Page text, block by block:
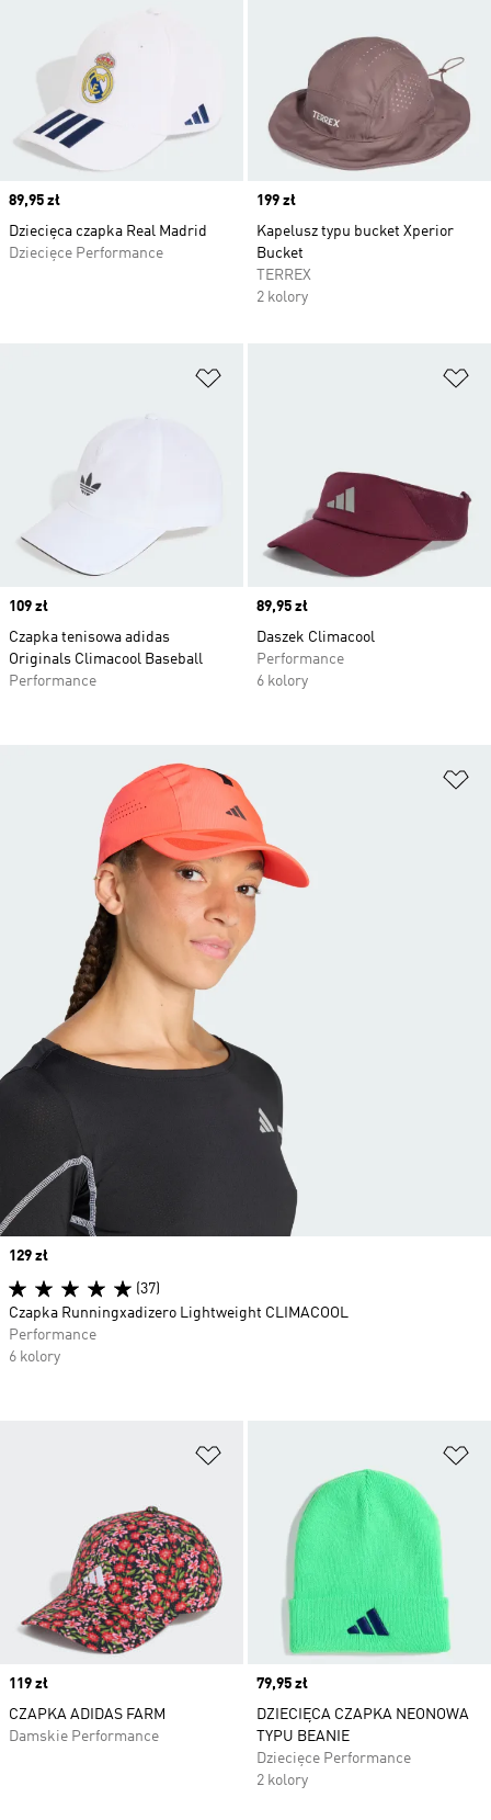
Price
89,95 zł
Dziecięca czapka Real Madrid
Dziecięce Performance
Price
199 zł
Kapelusz typu bucket Xperior
Bucket
TERREX
2 kolory
Price
109 zł
Czapka tenisowa adidas
Originals Climacool Baseball
Performance
Price
89,95 zł
Daszek Climacool
Performance
6 kolory
Price
119 zł
CZAPKA ADIDAS FARM
Damskie Performance
Price
79,95 zł
DZIECIĘCA CZAPKA NEONOWA
TYPU BEANIE
Dziecięce Performance
2 kolory
Price
129 zł
(37)
Czapka Runningxadizero Lightweight CLIMACOOL
Performance
6 kolory